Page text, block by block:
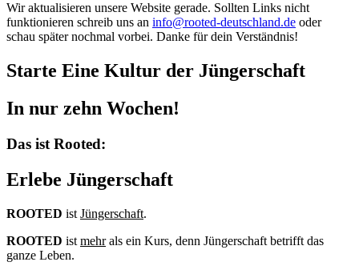
Wir aktualisieren unsere Website gerade. Sollten Links nicht
funktionieren schreib uns an info@rooted-deutschland.de oder
schau später nochmal vorbei. Danke für dein Verständnis!
Starte Eine Kultur der Jüngerschaft
In nur zehn Wochen!
Das ist Rooted:
Erlebe Jüngerschaft
ROOTED ist Jüngerschaft.
ROOTED ist mehrals ein Kurs, denn Jüngerschaft betrifft das
ganze Leben.